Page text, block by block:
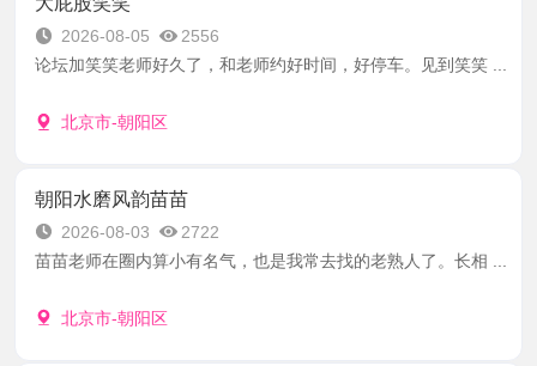
2026-08-05
2556
论坛加笑笑老师好久了，和老师约好时间，好停车。见到笑笑 ...
北京市-朝阳区
朝阳水磨风韵苗苗
2026-08-03
2722
苗苗老师在圈内算小有名气，也是我常去找的老熟人了。长相 ...
北京市-朝阳区